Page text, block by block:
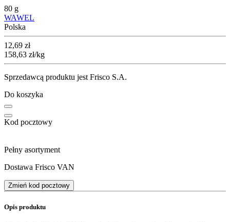
80 g
WAWEL
Polska
Cena
12,69 zł
158,63 zł/kg
Sprzedawcą produktu jest Frisco S.A.
Do koszyka
Kod pocztowy
Pełny asortyment
Dostawa Frisco VAN
Zmień kod pocztowy
Opis produktu